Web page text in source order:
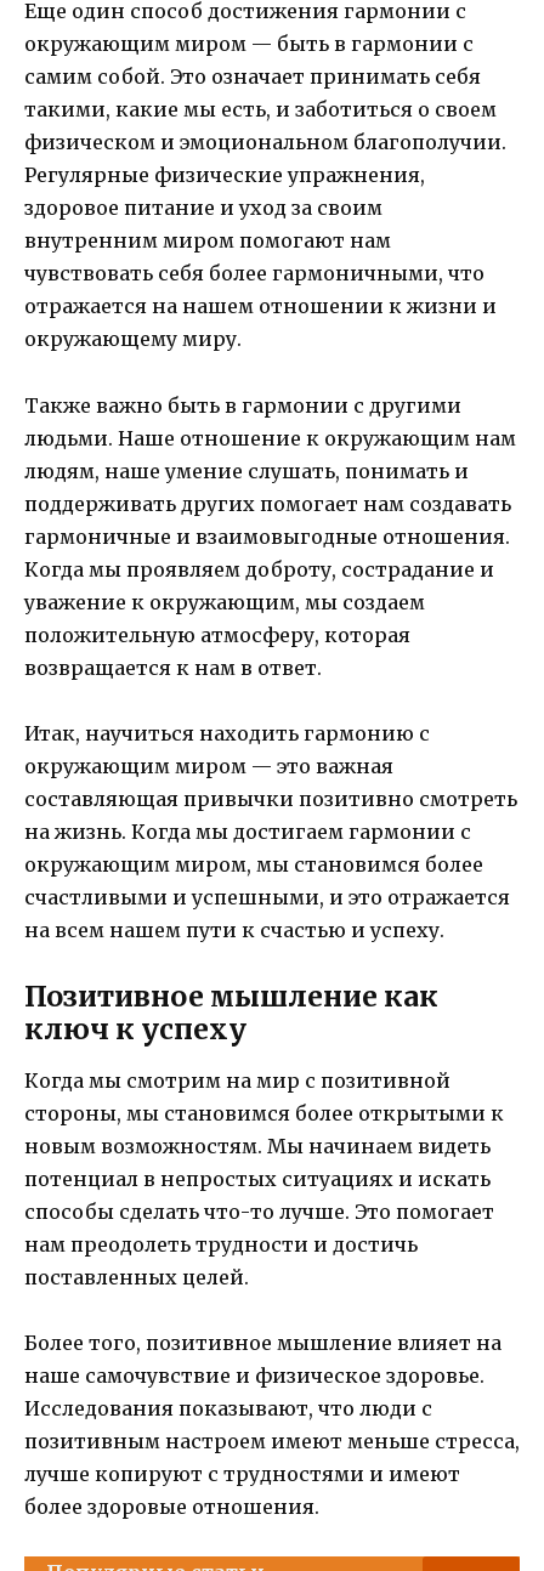
Еще один способ достижения гармонии с
окружающим миром — быть в гармонии с
самим собой. Это означает принимать себя
такими, какие мы есть, и заботиться о своем
физическом и эмоциональном благополучии.
Регулярные физические упражнения,
здоровое питание и уход за своим
внутренним миром помогают нам
чувствовать себя более гармоничными, что
отражается на нашем отношении к жизни и
окружающему миру.
Также важно быть в гармонии с другими
людьми. Наше отношение к окружающим нам
людям, наше умение слушать, понимать и
поддерживать других помогает нам создавать
гармоничные и взаимовыгодные отношения.
Когда мы проявляем доброту, сострадание и
уважение к окружающим, мы создаем
положительную атмосферу, которая
возвращается к нам в ответ.
Итак, научиться находить гармонию с
окружающим миром — это важная
составляющая привычки позитивно смотреть
на жизнь. Когда мы достигаем гармонии с
окружающим миром, мы становимся более
счастливыми и успешными, и это отражается
на всем нашем пути к счастью и успеху.
Позитивное мышление как
ключ к успеху
Когда мы смотрим на мир с позитивной
стороны, мы становимся более открытыми к
новым возможностям. Мы начинаем видеть
потенциал в непростых ситуациях и искать
способы сделать что-то лучше. Это помогает
нам преодолеть трудности и достичь
поставленных целей.
Более того, позитивное мышление влияет на
наше самочувствие и физическое здоровье.
Исследования показывают, что люди с
позитивным настроем имеют меньше стресса,
лучше копируют с трудностями и имеют
более здоровые отношения.